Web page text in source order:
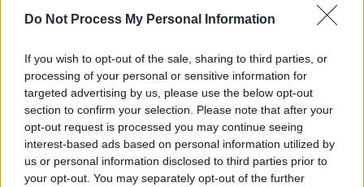
Do Not Process My Personal Information
If you wish to opt-out of the sale, sharing to third parties, or
processing of your personal or sensitive information for
targeted advertising by us, please use the below opt-out
section to confirm your selection. Please note that after your
opt-out request is processed you may continue seeing
interest-based ads based on personal information utilized by
us or personal information disclosed to third parties prior to
your opt-out. You may separately opt-out of the further
(φωτογραφία αρχείου - Eurokinissi)